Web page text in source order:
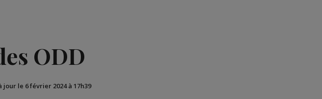
ODD
jour le 6 février 2024 à 17h39